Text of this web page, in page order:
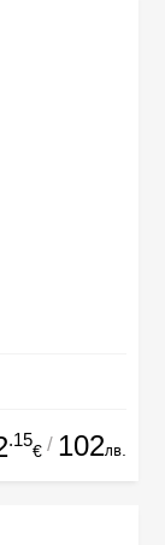
.15
€ / 102лв.